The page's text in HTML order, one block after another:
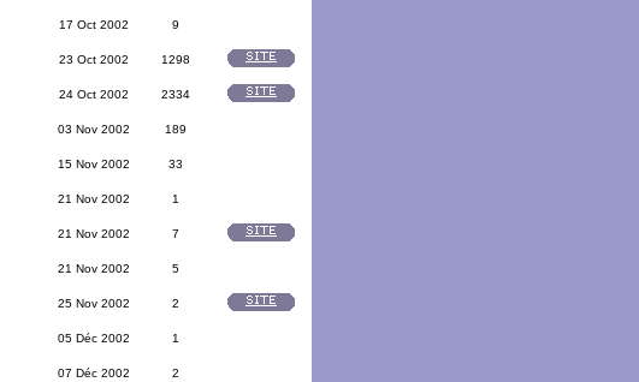
17 Oct 2002 9
23 Oct 2002 1298
24 Oct 2002 2334
03 Nov 2002 189
15 Nov 2002 33
21 Nov 2002 1
21 Nov 2002 7
21 Nov 2002 5
25 Nov 2002 2
05 Déc 2002 1
07 Déc 2002 2